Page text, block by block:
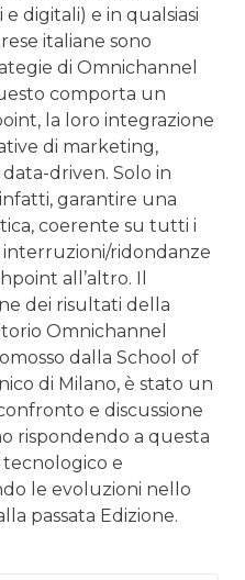
digitali) e in qualsiasi
italiane sono
di Omnichannel
comporta un
la loro integrazione
di marketing,
driven. Solo in
garantire una
coerente su tutti i
ridondanze
all’altro. Il
dei risultati della
Omnichannel
dalla School of
di Milano, è stato un
e discussione
rispondendo a questa
e
le evoluzioni nello
passata Edizione.